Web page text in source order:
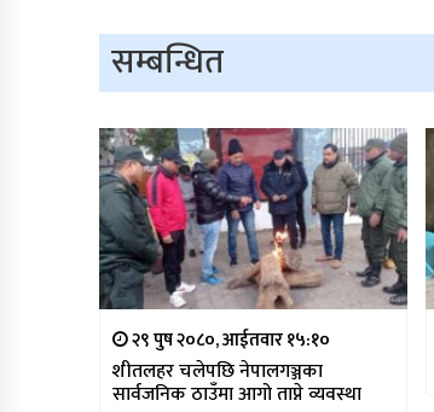
सम्बन्धित
२९ पुष २०८०, आईतवार १५:१०
शीतलहर चलेपछि नेपालगञ्जका
सार्वजनिक ठाउँमा आगो ताप्ने व्यवस्था